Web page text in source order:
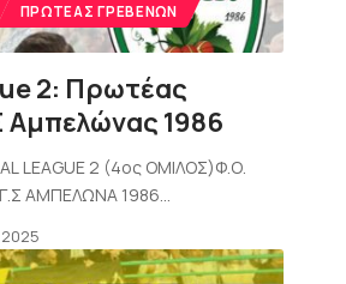
ΠΡΩΤΈΑΣ ΓΡΕΒΕΝΏΝ
2: Πρωτέας
Αμπελώνας 1986
LEAGUE 2 (4ος ΟΜΙΛΟΣ)Φ.Ο.
ΑΜΠΕΛΩΝΑ 1986…